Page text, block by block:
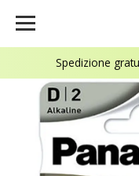
Spedizione